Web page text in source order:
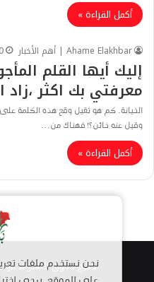
أكمل القراءة »
Ahame Elakhbar | أهم الأخبار
إليك أيها القلم
معرفتي بك اكثر ،زاد
الخيانة. كم هو ثقيل وقع هذه الكلمة
وقيل عنه خائن؟! فهناك من…
أكمل القراءة »
جميع حقوق النشر محفوظة
نحن نستخدم ملفات